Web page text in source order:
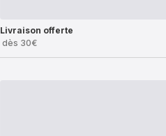
Livraison offerte
dès 30€